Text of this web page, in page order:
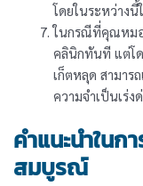
โดยในระหว่าง
ในกรณีที่คุณหม
คลินิกทันที แต่โด
เก็ตหลุด สามา
ความจำเป็นเร่
คำแนะนำใน
สมบูรณ์